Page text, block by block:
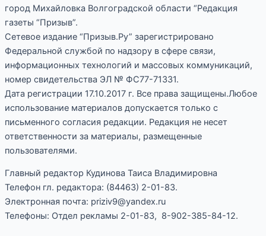
город Михайловка Волгоградской области “Редакция
газеты “Призыв”.
Сетевое издание “Призыв.Ру” зарегистрировано
Федеральной службой по надзору в сфере связи,
информационных технологий и массовых коммуникаций,
номер свидетельства ЭЛ № ФС77-71331.
Дата регистрации 17.10.2017 г. Все права защищены.Любое
использование материалов допускается только с
письменного согласия редакции. Редакция не несет
ответственности за материалы, размещенные
пользователями.
Главный редактор Кудинова Таиса Владимировна
Телефон гл. редактора: (84463) 2-01-83.
Электронная почта: priziv9@yandex.ru
Телефоны: Отдел рекламы 2-01-83, 8-902-385-84-12.